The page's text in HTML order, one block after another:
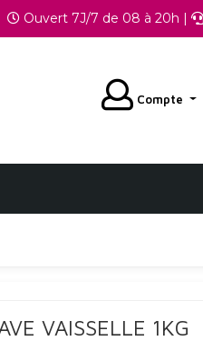
Ouvert 7J/7 de 08 à 20h |
Compte
VAISSELLE 1KG